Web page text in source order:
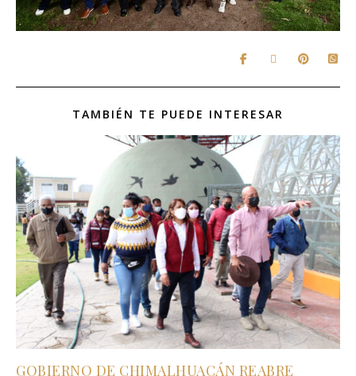
TAMBIÉN TE PUEDE INTERESAR
GOBIERNO DE CHIMALHUACÁN REABRE